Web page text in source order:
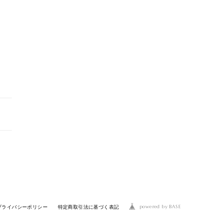
ライバシーポリシー 特定商取引法に基づく表記 powered by BASE